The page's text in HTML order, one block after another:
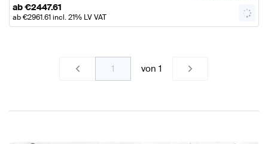
ab€2447.61
ab€2961.61incl. 21% LV VAT
von1